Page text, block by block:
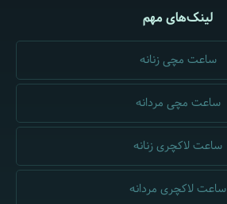
لینک‌های مهم
ساعت مچی زنانه
ساعت مچی مردانه
ساعت لاکچری زنانه
ساعت لاکچری مردانه